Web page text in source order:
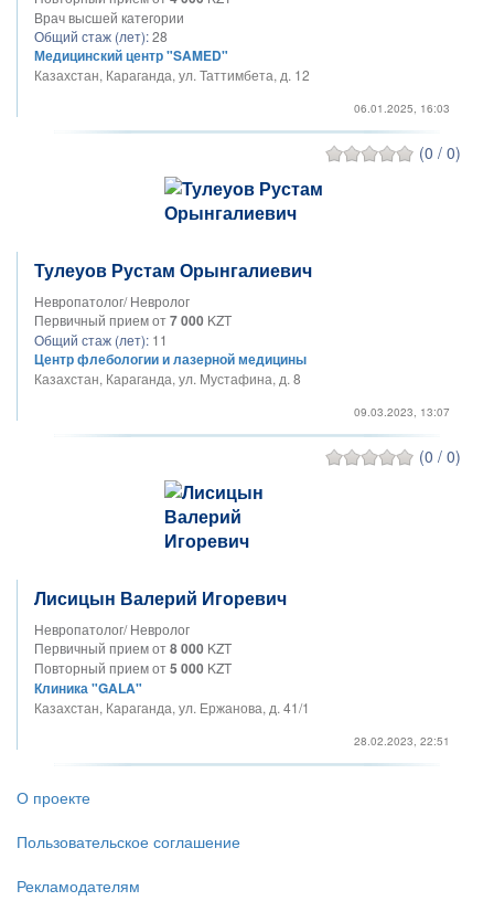
Врач высшей категории
Общий стаж (лет):28
Медицинский центр "SAMED"
Казахстан, Караганда, ул. Таттимбета, д. 12​
06.01.2025, 16:03
(0 / 0)
Тулеуов Рустам Орынгалиевич
Невропатолог/ Невролог
Первичный прием от7 000 KZT
Общий стаж (лет): 11
Центр флебологии и лазерной медицины
Казахстан, Караганда, ул. Мустафина, д. 8
09.03.2023, 13:07
(0 / 0)
Лисицын Валерий Игоревич
Невропатолог/ Невролог
Первичный прием от8 000 KZT
Повторный прием от5 000 KZT
Клиника "GALA"
Казахстан, Караганда, ул. Ержанова, д. 41/1
28.02.2023, 22:51
О проекте
Пользовательское соглашение
Рекламодателям